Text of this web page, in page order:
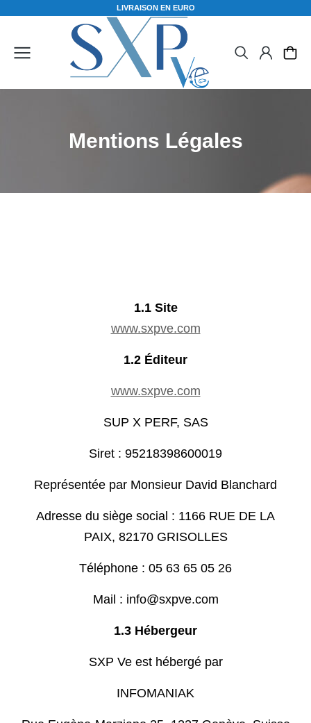
LIVRAISON EN EUROP
Mentions Légales
1.1 Site
www.sxpve.com
1.2 Éditeur
www.sxpve.com
SUP X PERF, SAS
Siret : 95218398600019
Représentée par Monsieur David Blanchard
Adresse du siège social : 1166 RUE DE LA
PAIX, 82170 GRISOLLES
Téléphone : 05 63 65 05 26
Mail : info@sxpve.com
1.3 Hébergeur
SXP Ve est hébergé par
INFOMANIAK